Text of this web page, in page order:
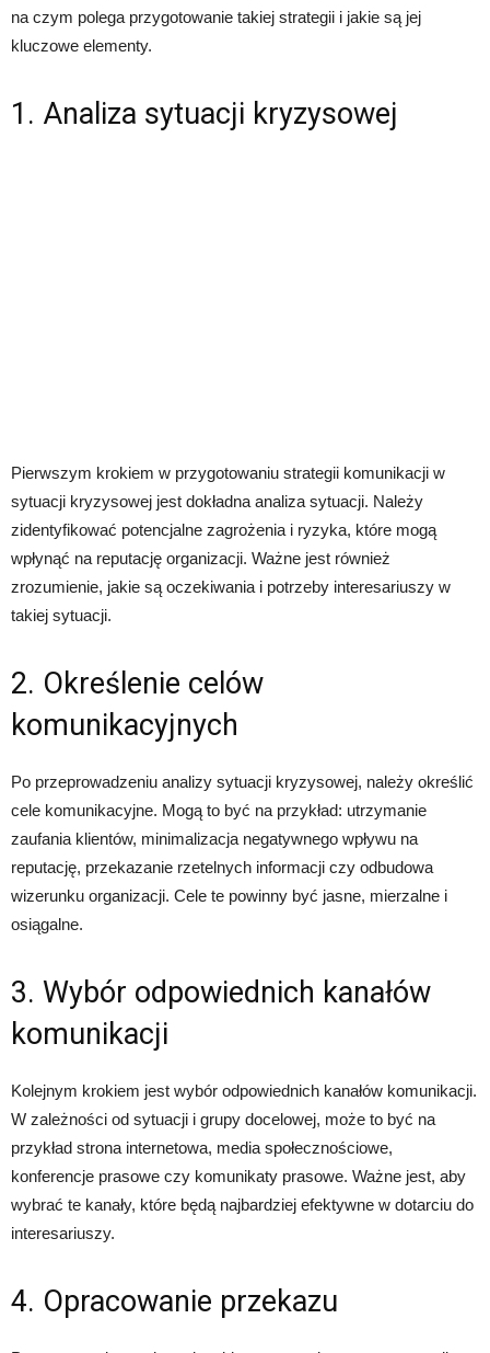
na czym polega przygotowanie takiej strategii i jakie są jej
kluczowe elementy.
1. Analiza sytuacji kryzysowej
Pierwszym krokiem w przygotowaniu strategii komunikacji w
sytuacji kryzysowej jest dokładna analiza sytuacji. Należy
zidentyfikować potencjalne zagrożenia i ryzyka, które mogą
wpłynąć na reputację organizacji. Ważne jest również
zrozumienie, jakie są oczekiwania i potrzeby interesariuszy w
takiej sytuacji.
2. Określenie celów
komunikacyjnych
Po przeprowadzeniu analizy sytuacji kryzysowej, należy określić
cele komunikacyjne. Mogą to być na przykład: utrzymanie
zaufania klientów, minimalizacja negatywnego wpływu na
reputację, przekazanie rzetelnych informacji czy odbudowa
wizerunku organizacji. Cele te powinny być jasne, mierzalne i
osiągalne.
3. Wybór odpowiednich kanałów
komunikacji
Kolejnym krokiem jest wybór odpowiednich kanałów komunikacji.
W zależności od sytuacji i grupy docelowej, może to być na
przykład strona internetowa, media społecznościowe,
konferencje prasowe czy komunikaty prasowe. Ważne jest, aby
wybrać te kanały, które będą najbardziej efektywne w dotarciu do
interesariuszy.
4. Opracowanie przekazu